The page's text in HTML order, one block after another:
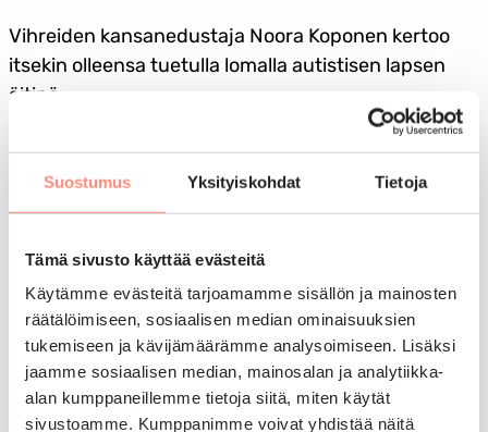
Suostumus Yksityiskohdat Tietoja
Tämä sivusto käyttää evästeitä
Käytämme evästeitä tarjoamamme sisällön ja mainosten
räätälöimiseen, sosiaalisen median ominaisuuksien
tukemiseen ja kävijämäärämme analysoimiseen. Lisäksi
jaamme sosiaalisen median, mainosalan ja analytiikka-
alan kumppaneillemme tietoja siitä, miten käytät
sivustoamme. Kumppanimme voivat yhdistää näitä
Vihreiden kansanedustaja Noora Koponen kertoo
itsekin olleensa tuetulla lomalla autistisen lapsen
äitinä.
– Hyvät yöunet ja vertaistuki olivat suureksi avuksi!
Loma ei ole ylimääräistä, vaan lapsistrategiaa ja
Kristillisdemokraattien edustaja Päivi Räsänen
syntyvyyden lisäämiseksi.
– Tuettu lomatoiminta on tukimuoto yksinäisille
lapsiperheille.